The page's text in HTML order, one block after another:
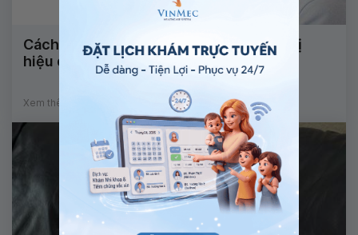
Cách vệ sinh mũi xoang và thuốc điều trị
hiệu quả
Xem thêm